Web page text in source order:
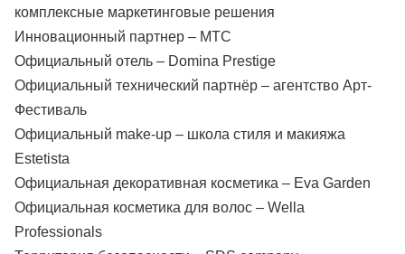
комплексные маркетинговые решения
Инновационный партнер – МТС
Официальный отель – Domina Prestige
Официальный технический партнёр – агентство Арт-
Фестиваль
Официальный make-up – школа стиля и макияжа
Estetista
Официальная декоративная косметика – Eva Garden
Официальная косметика для волос – Wella
Professionals